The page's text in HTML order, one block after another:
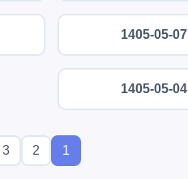
1405-05-07
1405-05-04
1
2
3